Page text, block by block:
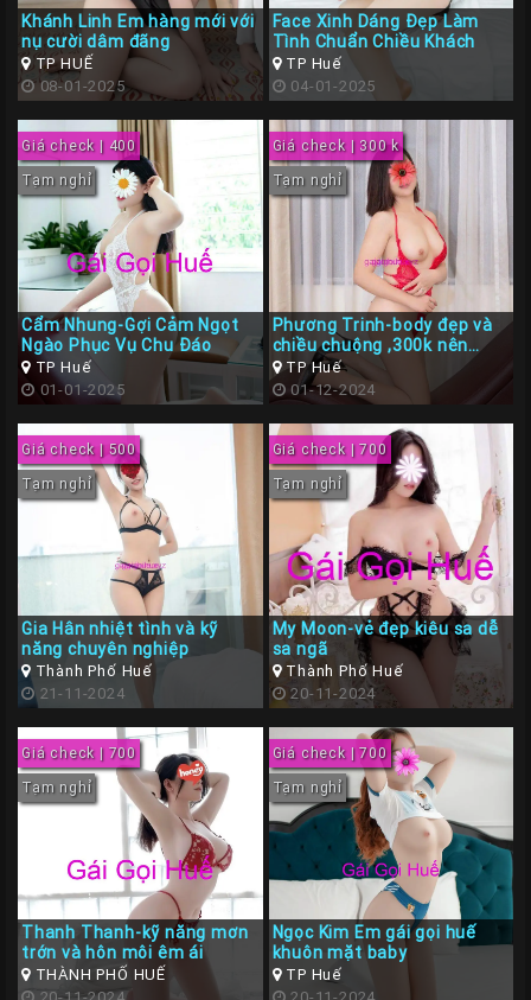
Khánh Linh Em hàng mới với
nụ cười dâm đãng
TP HUẾ
08-01-2025
Face Xinh Dáng Đẹp Làm
Tình Chuẩn Chiều Khách
TP Huế
04-01-2025
Giá check | 400
Tạm nghỉ
Cẩm Nhung-Gợi Cảm Ngọt
Ngào Phục Vụ Chu Đáo
TP Huế
01-01-2025
Giá check | 300 k
Tạm nghỉ
Phương Trinh-body đẹp và
chiều chuộng ,300k nên
chịch em là nhất
TP Huế
01-12-2024
Giá check | 500
Tạm nghỉ
Gia Hân nhiệt tình và kỹ
năng chuyên nghiệp
Thành Phố Huế
21-11-2024
Giá check | 700
Tạm nghỉ
My Moon-vẻ đẹp kiêu sa dễ
sa ngã
Thành Phố Huế
20-11-2024
Giá check | 700
Tạm nghỉ
Thanh Thanh-kỹ năng mơn
trớn và hôn môi êm ái
THÀNH PHỐ HUẾ
Giá check | 700
Tạm nghỉ
Ngọc Kim Em gái gọi huế
khuôn mặt baby
TP Huế